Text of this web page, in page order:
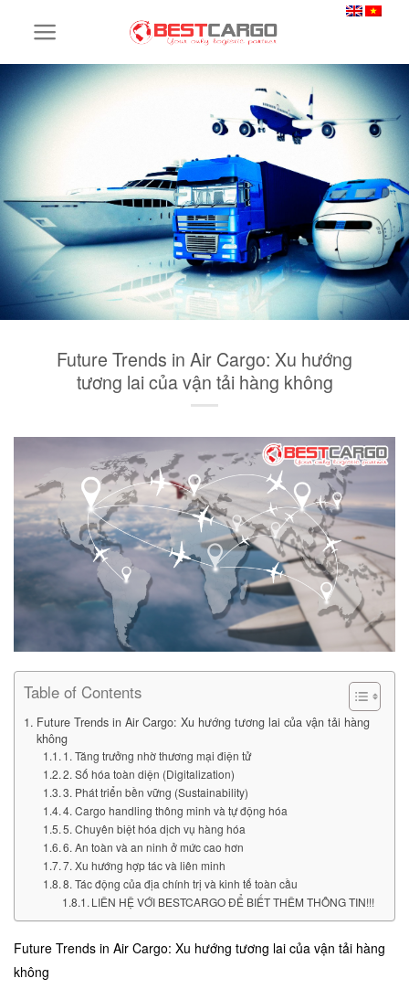
Future Trends in Air Cargo: Xu hướng
tương lai của vận tải hàng không
Table of Contents
Future Trends in Air Cargo: Xu hướng tương lai của vận tải hàng
không
1. Tăng trưởng nhờ thương mại điện tử
2. Số hóa toàn diện (Digitalization)
3. Phát triển bền vững (Sustainability)
4. Cargo handling thông minh và tự động hóa
5. Chuyên biệt hóa dịch vụ hàng hóa
6. An toàn và an ninh ở mức cao hơn
7. Xu hướng hợp tác và liên minh
8. Tác động của địa chính trị và kinh tế toàn cầu
LIÊN HỆ VỚI BESTCARGO ĐỂ BIẾT THÊM THÔNG TIN!!!
Future Trends in Air Cargo: Xu hướng tương lai của vận tải hàng
không